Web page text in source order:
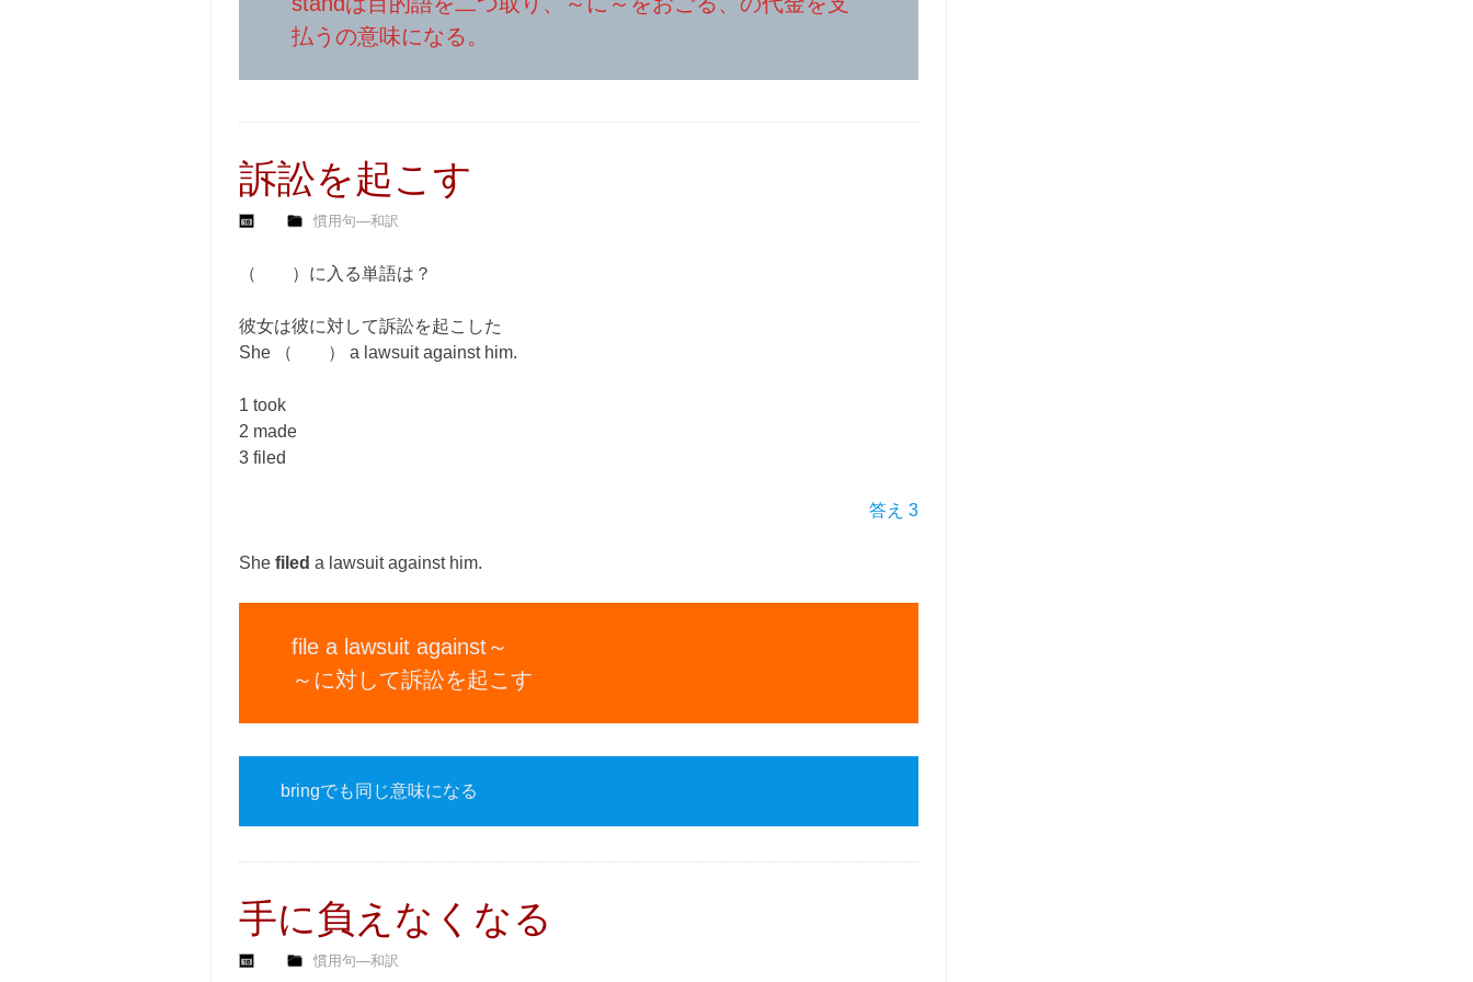
払うの意味になる。
訴訟を起こす
慣用句―和訳
（ ）に入る単語は？
彼女は彼に対して訴訟を起こした
She （ ） a lawsuit against him.
1 took
2 made
3 filed
答え 3
She filed a lawsuit against him.
file a lawsuit against～
～に対して訴訟を起こす
bringでも同じ意味になる
手に負えなくなる
慣用句―和訳